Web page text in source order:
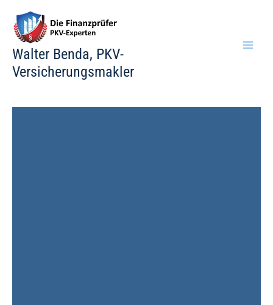
Inhalt
springen
Walter Benda, PKV-
Versicherungsmakler